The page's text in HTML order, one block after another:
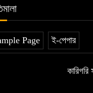
Page ই-পেপার